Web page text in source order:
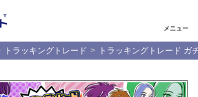
メニュー
トラッキングトレード トラッキングトレード ガ